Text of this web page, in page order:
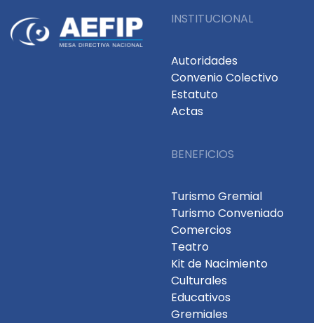
INSTITUCIONAL
Autoridades
Convenio Colectivo
Estatuto
Actas
BENEFICIOS
Turismo Gremial
Turismo Conveniado
Comercios
Teatro
Kit de Nacimiento
Culturales
Educativos
Gremiales